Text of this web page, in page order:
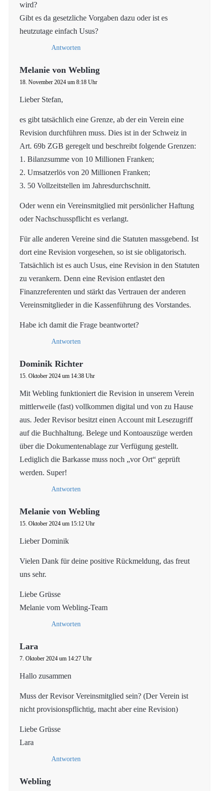
wird?
Gibt es da gesetzliche Vorgaben dazu oder ist es
heutzutage einfach Usus?
Antworten
Melanie von Webling
18. November 2024 um 8:18 Uhr
Lieber Stefan,
es gibt tatsächlich eine Grenze, ab der ein Verein eine
Revision durchführen muss. Dies ist in der Schweiz in
Art. 69b ZGB geregelt und beschreibt folgende Grenzen:
1. Bilanzsumme von 10 Millionen Franken;
2. Umsatzerlös von 20 Millionen Franken;
3. 50 Vollzeitstellen im Jahresdurchschnitt.
Oder wenn ein Vereinsmitglied mit persönlicher Haftung
oder Nachschusspflicht es verlangt.
Für alle anderen Vereine sind die Statuten massgebend. Ist
dort eine Revision vorgesehen, so ist sie obligatorisch.
Tatsächlich ist es auch Usus, eine Revision in den Statuten
zu verankern. Denn eine Revision entlastet den
Finanzreferenten und stärkt das Vertrauen der anderen
Vereinsmitglieder in die Kassenführung des Vorstandes.
Habe ich damit die Frage beantwortet?
Antworten
Dominik Richter
15. Oktober 2024 um 14:38 Uhr
Mit Webling funktioniert die Revision in unserem Verein
mittlerweile (fast) vollkommen digital und von zu Hause
aus. Jeder Revisor besitzt einen Account mit Lesezugriff
auf die Buchhaltung. Belege und Kontoauszüge werden
über die Dokumentenablage zur Verfügung gestellt.
Lediglich die Barkasse muss noch „vor Ort“ geprüft
werden. Super!
Antworten
Melanie von Webling
15. Oktober 2024 um 15:12 Uhr
Lieber Dominik
Vielen Dank für deine positive Rückmeldung, das freut
uns sehr.
Liebe Grüsse
Melanie vom Webling-Team
Antworten
Lara
7. Oktober 2024 um 14:27 Uhr
Hallo zusammen
Muss der Revisor Vereinsmitglied sein? (Der Verein ist
nicht provisionspflichtig, macht aber eine Revision)
Liebe Grüsse
Lara
Antworten
Webling